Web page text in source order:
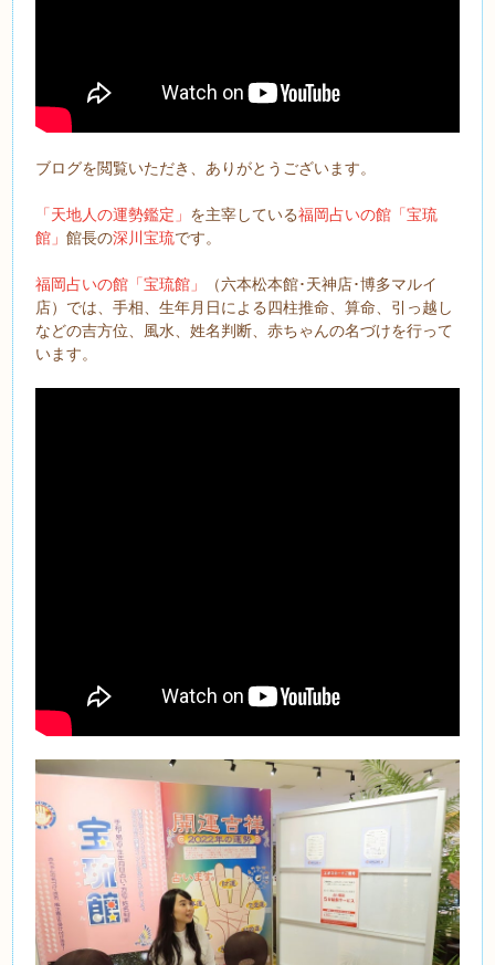
ブログを閲覧いただき、ありがとうございます。
「天地人の運勢鑑定」 を主宰している福岡占いの館「宝琉
館」館長の深川宝琉です。
福岡占いの館「宝琉館」
（六本松本館･天神店･博多マルイ
店）では、手相、生年月日による四柱推命、算命、引っ越し
などの吉方位、風水、姓名判断、赤ちゃんの名づけを行って
います。